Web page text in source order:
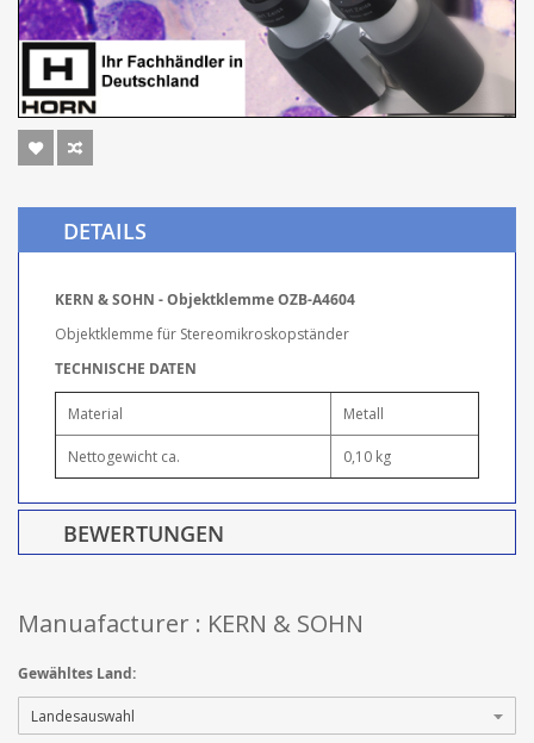
DETAILS
KERN & SOHN - Objektklemme OZB-A4604
Objektklemme für Stereomikroskopständer
TECHNISCHE DATEN
Material Metall
Nettogewicht ca. 0,10 kg
BEWERTUNGEN
Manuafacturer : KERN & SOHN
Gewähltes Land: